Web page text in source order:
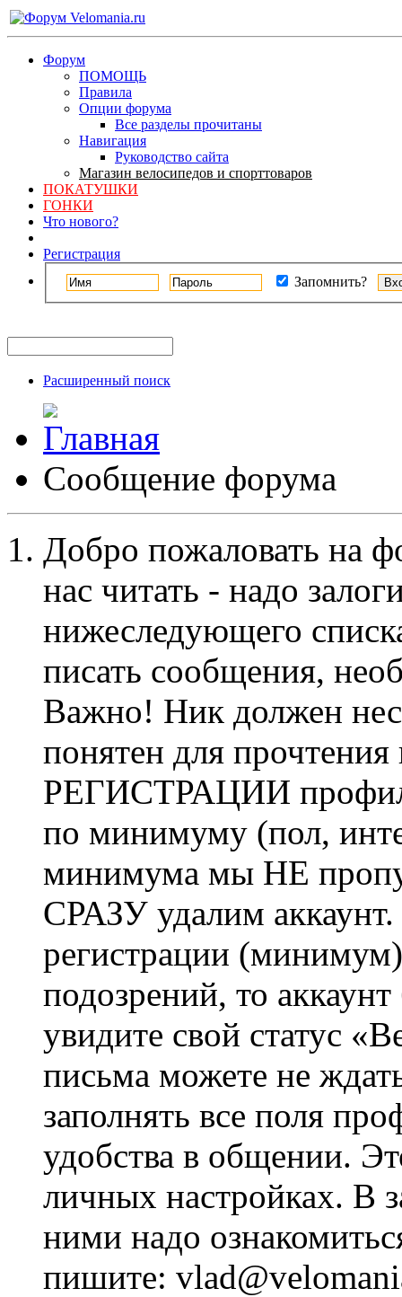
Форум
ПОМОЩЬ
Правила
Опции форума
Все разделы прочитаны
Навигация
Руководство сайта
Магазин велосипедов и спорттоваров
ПОКАТУШКИ
ГОНКИ
Что нового?
Регистрация
Запомнить?
Расширенный поиск
Сообщение форума
Добро пожаловать на
нас читать - надо
нижеследующего
писать сообщения,
Важно! Ник должен
понятен для
РЕГИСТРАЦИИ профиль
по минимуму (пол,
минимума мы НЕ
СРАЗУ удалим
регистрации
подозрений, то
увидите свой статус
письма можете не
заполнять все поля
удобства в общении.
личных настройках. В
ними надо
пишите: